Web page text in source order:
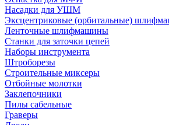
Насадки для УШМ
Эксцентриковые (орбитальные)
Ленточные шлифмашины
Станки для заточки цепей
Наборы инструмента
Штроборезы
Строительные миксеры
Отбойные молотки
Заклепочники
Пилы сабельные
Граверы